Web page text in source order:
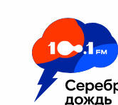
Москва 100.1 FM